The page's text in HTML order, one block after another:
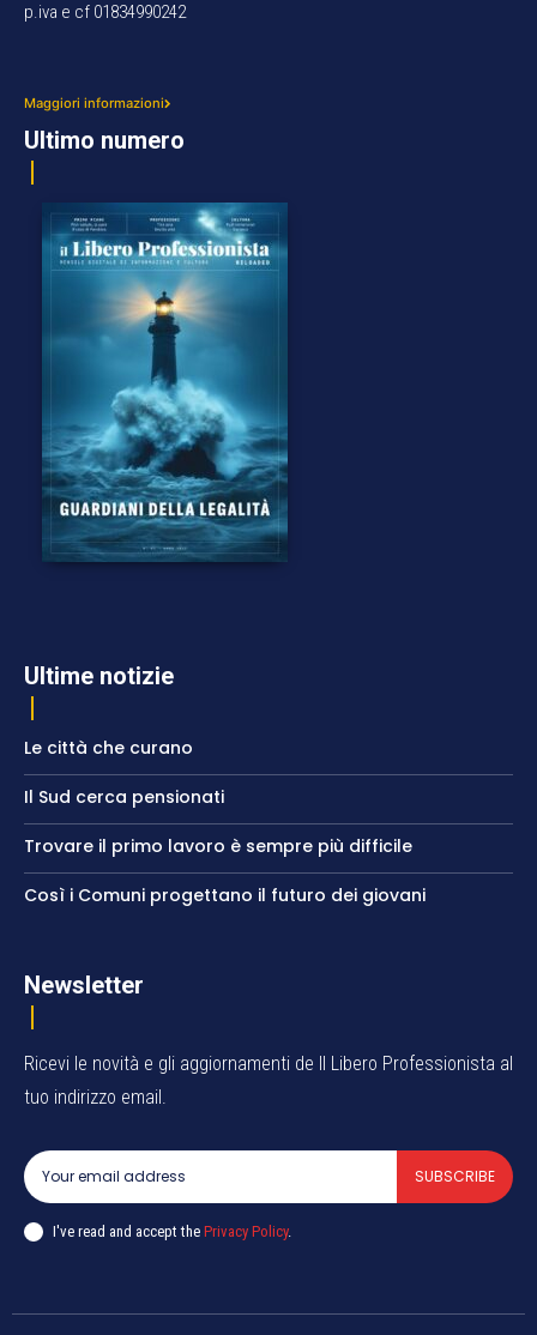
p.iva e cf 01834990242
Maggiori informazioni
Ultimo numero
Ultime notizie
Le città che curano
Il Sud cerca pensionati
Trovare il primo lavoro è sempre più difficile
Così i Comuni progettano il futuro dei giovani
Newsletter
Ricevi le novità e gli aggiornamenti de Il Libero Professionista al
tuo indirizzo email.
SUBSCRIBE
I've read and accept the Privacy Policy.